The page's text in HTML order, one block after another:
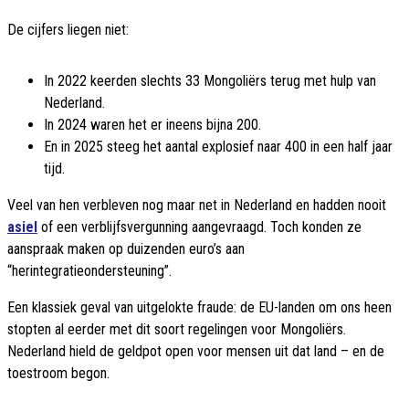
De cijfers liegen niet:
In 2022 keerden slechts 33 Mongoliërs terug met hulp van
Nederland.
In 2024 waren het er ineens bijna 200.
En in 2025 steeg het aantal explosief naar 400 in een half jaar
tijd.
Veel van hen verbleven nog maar net in Nederland en hadden nooit
asiel of een verblijfsvergunning aangevraagd. Toch konden ze
aanspraak maken op duizenden euro’s aan
“herintegratieondersteuning”.
Een klassiek geval van uitgelokte fraude: de EU-landen om ons heen
stopten al eerder met dit soort regelingen voor Mongoliërs.
Nederland hield de geldpot open voor mensen uit dat land – en de
toestroom begon.